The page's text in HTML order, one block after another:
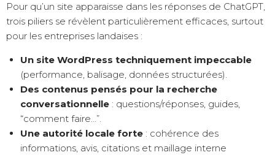
Pour qu’un site apparaisse dans les réponses de ChatGPT,
trois piliers se révèlent particulièrement efficaces, surtout
pour les entreprises landaises :
Un site WordPress techniquement impeccable
(performance, balisage, données structurées).
Des contenus pensés pour la recherche
conversationnelle: questions/réponses, guides,
“comment faire…”.
Une autorité locale forte: cohérence des
informations, avis, citations et maillage interne